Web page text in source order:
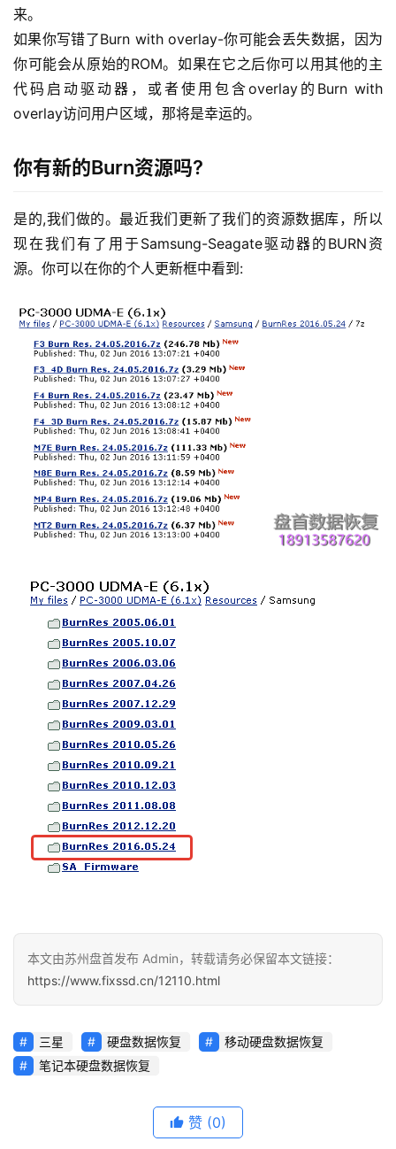
来。
如果你写错了Burn with overlay-你可能会丢失数据，因为
你可能会从原始的ROM。如果在它之后你可以用其他的主
代码启动驱动器，或者使用包含overlay的Burn with
overlay访问用户区域，那将是幸运的。
你有新的Burn资源吗?
是的,我们做的。最近我们更新了我们的资源数据库，所以
现在我们有了用于Samsung-Seagate驱动器的BURN资
源。你可以在你的个人更新框中看到:
本文由苏州盘首发布 Admin，转载请务必保留本文链接：
https://www.fixssd.cn/12110.html
三星 硬盘数据恢复
移动硬盘数据恢复
笔记本硬盘数据恢复
赞 (0)